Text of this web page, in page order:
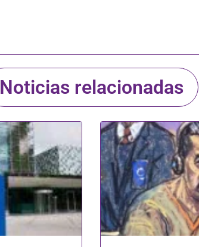
Noticias relacionadas